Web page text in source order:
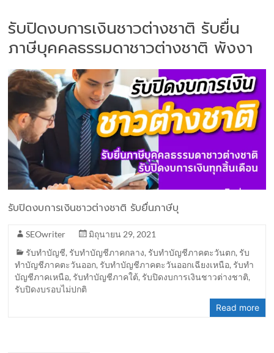
รับปิดงบการเงินชาวต่างชาติ รับยื่น
ภาษีบุคคลธรรมดาชาวต่างชาติ พังงา
รับปิดงบการเงินชาวต่างชาติ รับยื่นภาษีบุ
SEOwriter
มิถุนายน 29, 2021
รับทำบัญชี, รับทำบัญชีภาคกลาง, รับทำบัญชีภาคตะวันตก, รับ
ทำบัญชีภาคตะวันออก, รับทำบัญชีภาคตะวันออกเฉียงเหนือ, รับทำ
บัญชีภาคเหนือ, รับทำบัญชีภาคใต้, รับปิดงบการเงินชาวต่างชาติ,
รับปิดงบรอบไม่ปกติ
Read more